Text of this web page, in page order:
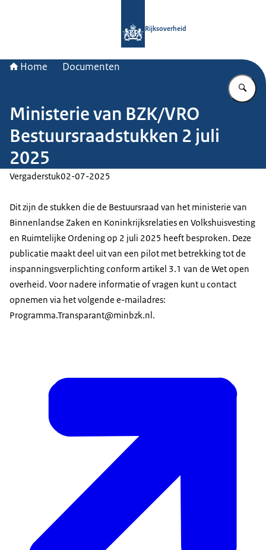
Rijksoverheid
Home Documenten
Ministerie van BZK/VRO
Bestuursraadstukken 2 juli
2025
Vergaderstuk02-07-2025
Dit zijn de stukken die de Bestuursraad van het ministerie van
Binnenlandse Zaken en Koninkrijksrelaties en Volkshuisvesting
en Ruimtelijke Ordening op 2 juli 2025 heeft besproken. Deze
publicatie maakt deel uit van een pilot met betrekking tot de
inspanningsverplichting conform artikel 3.1 van de Wet open
overheid. Voor nadere informatie of vragen kunt u contact
opnemen via het volgende e-mailadres:
Programma.Transparant@minbzk.nl.